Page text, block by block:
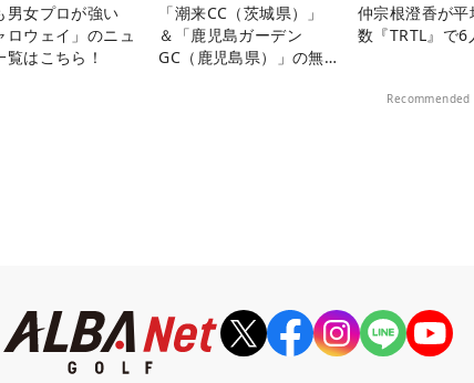
男女プロが強い
ロウェイ」のニュ
覧はこちら！
「潮来CC（茨城県）」
＆「鹿児島ガーデン
GC（鹿児島県）」の無
仲宗根澄香が平
数『TRTL』で6
Recommended